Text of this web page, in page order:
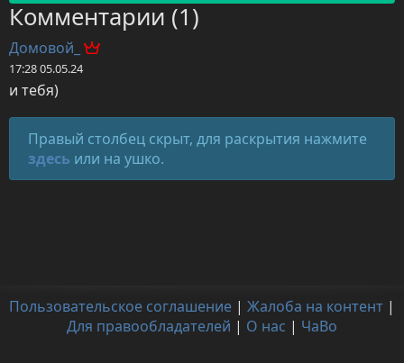
Комментарии (1)
Домовой_
17:28 05.05.24
и тебя)
Правый столбец скрыт, для раскрытия нажмите
здесь или на ушко.
Пользовательское соглашение | Жалоба на контент |
Для правообладателей | О нас | ЧаВо